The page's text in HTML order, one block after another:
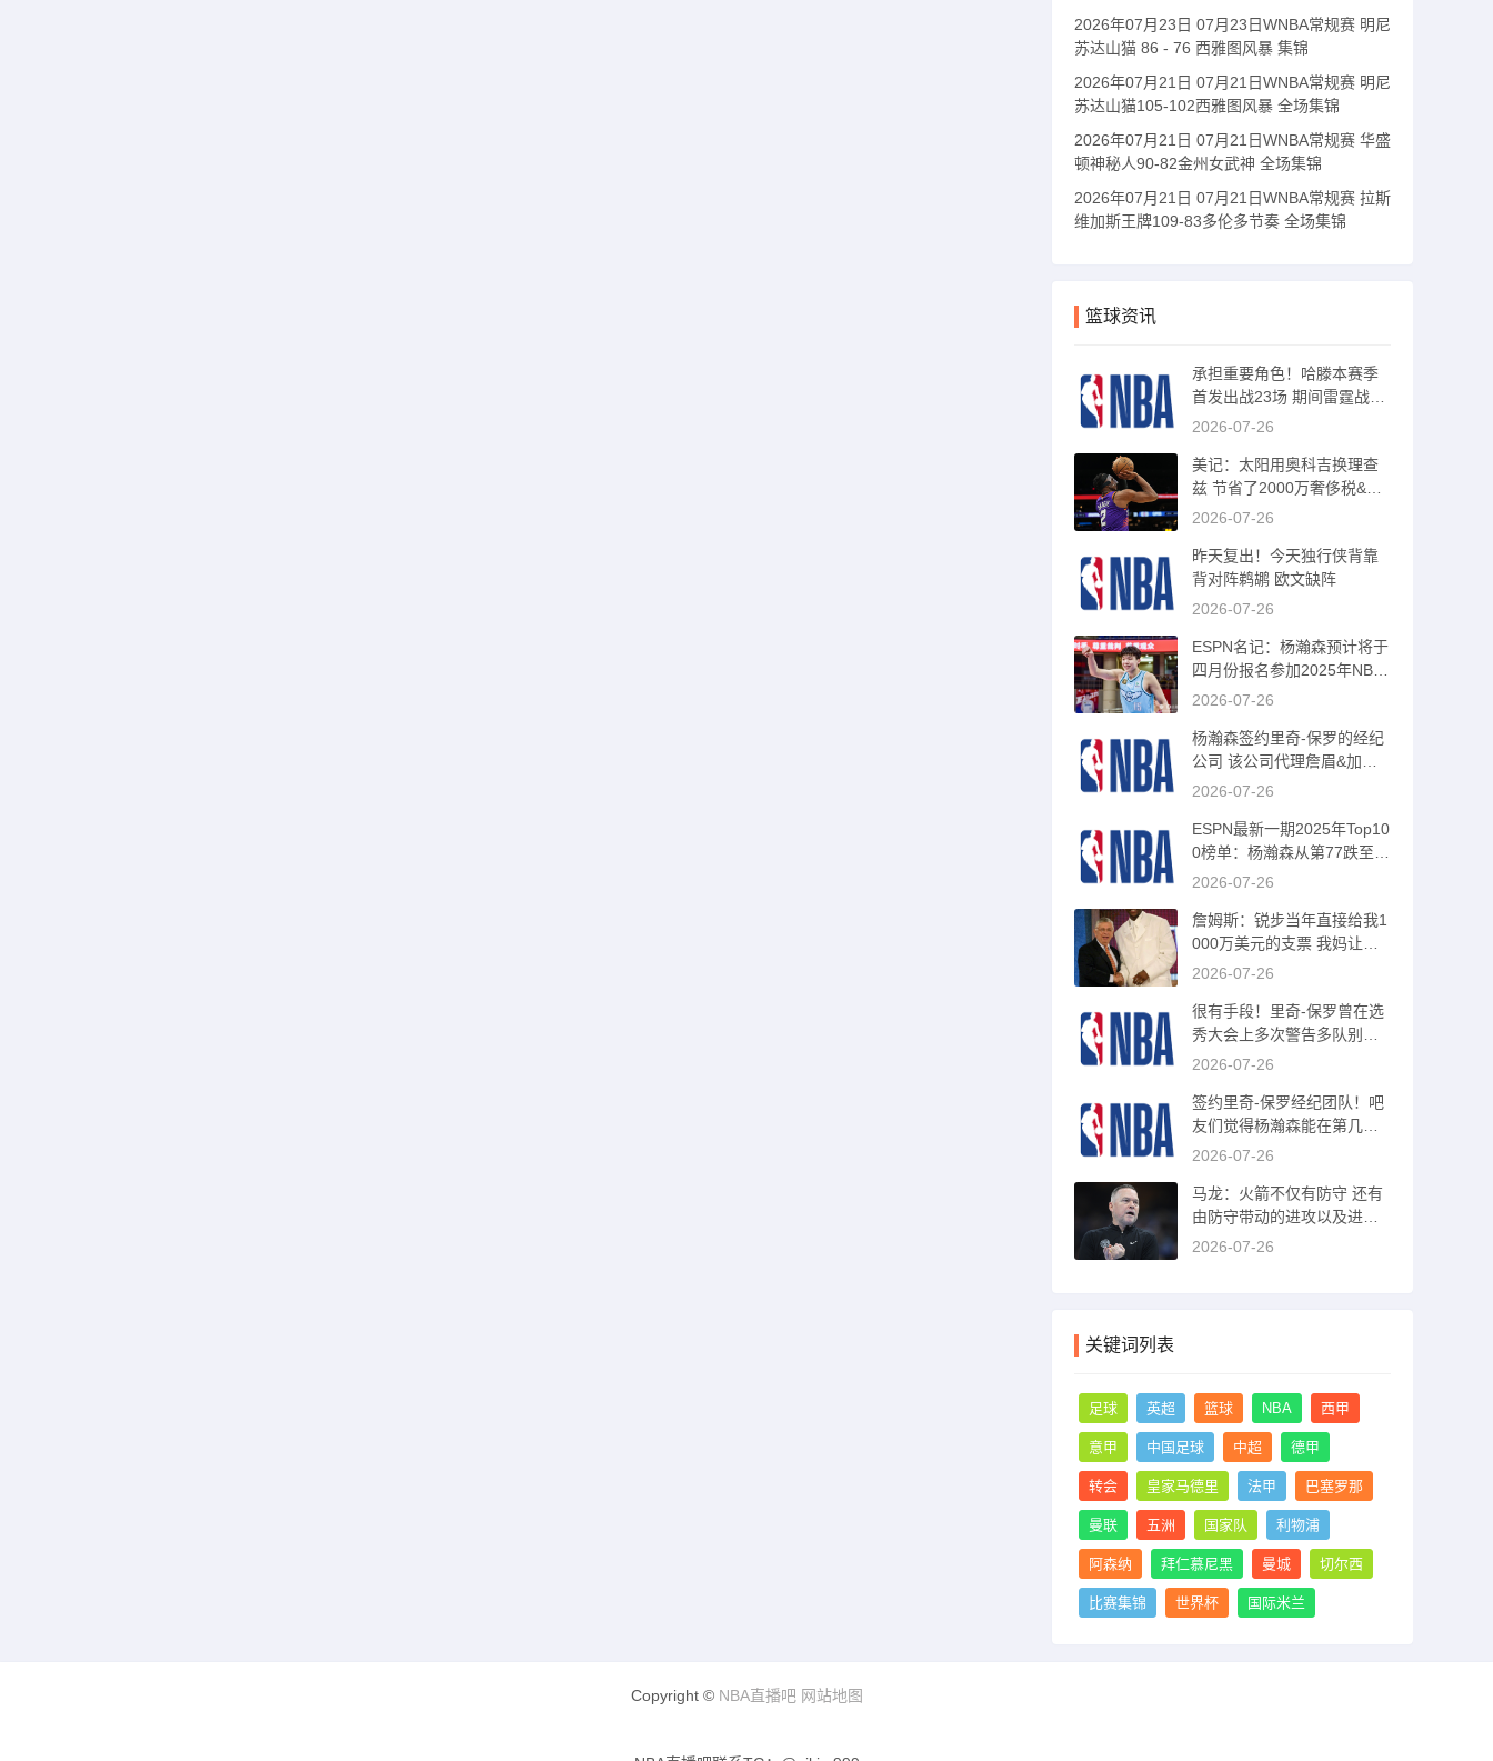
2026年07月23日 07月23日WNBA常规赛 明尼
苏达山猫 86 - 76 西雅图风暴 集锦
2026年07月21日 07月21日WNBA常规赛 明尼
苏达山猫105-102西雅图风暴 全场集锦
2026年07月21日 07月21日WNBA常规赛 华盛
顿神秘人90-82金州女武神 全场集锦
2026年07月21日 07月21日WNBA常规赛 拉斯
维加斯王牌109-83多伦多节奏 全场集锦
篮球资讯
承担重要角色！哈滕本赛季
首发出战23场 期间雷霆战绩
21胜2负
2026-07-26
美记：太阳用奥科吉换理查
兹 节省了2000万奢侈税&还
得到首发中锋
2026-07-26
昨天复出！今天独行侠背靠
背对阵鹈鹕 欧文缺阵
2026-07-26
ESPN名记：杨瀚森预计将于
四月份报名参加2025年NBA
选秀
2026-07-26
杨瀚森签约里奇-保罗的经纪
公司 该公司代理詹眉&加兰&
范乔丹等人
2026-07-26
ESPN最新一期2025年Top10
0榜单：杨瀚森从第77跌至第
90
2026-07-26
詹姆斯：锐步当年直接给我1
000万美元的支票 我妈让我
相信直觉
2026-07-26
很有手段！里奇-保罗曾在选
秀大会上多次警告多队别选
其旗下球员
2026-07-26
签约里奇-保罗经纪团队！吧
友们觉得杨瀚森能在第几顺
位被选中？
2026-07-26
马龙：火箭不仅有防守 还有
由防守带动的进攻以及进攻
篮板
2026-07-26
关键词列表
足球 英超 篮球 NBA 西甲
意甲 中国足球 中超 德甲
转会 皇家马德里 法甲 巴塞罗那
曼联 五洲 国家队 利物浦
阿森纳 拜仁慕尼黑 曼城 切尔西
比赛集锦 世界杯 国际米兰
Copyright © NBA直播吧 网站地图